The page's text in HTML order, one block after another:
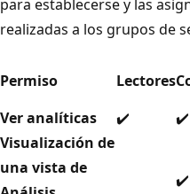
para establecerse y las
realizadas a los grupos de
Permiso Lectores
Ver analíticas
✔️ ✔️
Visualización de
una vista de
✔️